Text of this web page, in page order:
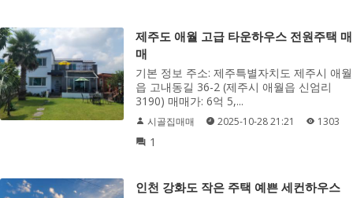
제주도 애월 고급 타운하우스 전원주택 매
매
기본 정보 주소: 제주특별자치도 제주시 애월
읍 고내동길 36-2 (제주시 애월읍 신엄리
3190) 매매가: 6억 5,...
시골집매매 2025-10-28 21:21 1303
1
인천 강화도 작은 주택 예쁜 세컨하우스